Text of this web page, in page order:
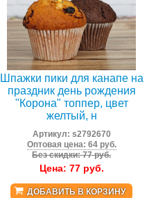
Шпажки пики для канапе на
праздник день рождения
"Корона" топпер, цвет
желтый, н
Артикул: s2792670
Оптовая цена: 64 руб.
Без скидки: 77 руб.
Цена: 77руб.
ДОБАВИТЬ В КОРЗИНУ